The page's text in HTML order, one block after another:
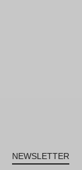
NEWSLETTER